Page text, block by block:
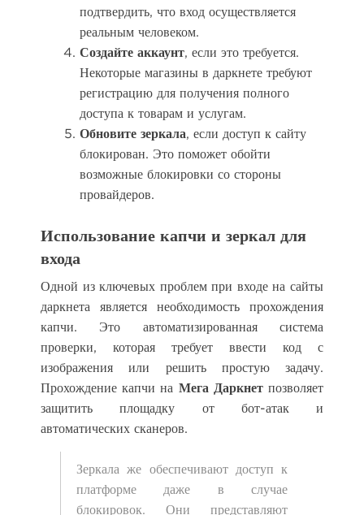
подтвердить, что вход осуществляется
реальным человеком.
Создайте аккаунт, если это требуется.
Некоторые магазины в даркнете требуют
регистрацию для получения полного
доступа к товарам и услугам.
Обновите зеркала, если доступ к сайту
блокирован. Это поможет обойти
возможные блокировки со стороны
провайдеров.
Использование капчи и зеркал для
входа
Одной из ключевых проблем при входе на сайты
даркнета является необходимость прохождения
капчи. Это автоматизированная система
проверки, которая требует ввести код с
изображения или решить простую задачу.
Прохождение капчи на Мега Даркнетпозволяет
защитить площадку от бот-атак и
автоматических сканеров.
Зеркала же обеспечивают доступ к
платформе даже в случае
блокировок. Они представляют